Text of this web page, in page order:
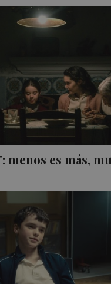
menos es más,